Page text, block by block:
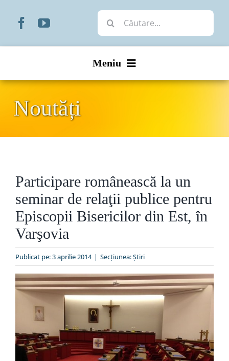
Cautare...
Meniu
Organizare
Liturgic
Special
Noutăți
Participare românească la un
seminar de relaţii publice pentru
Episcopii Bisericilor din Est, în
Varşovia
Publicat pe: 3 aprilie 2014 | Secțiunea:Ştiri